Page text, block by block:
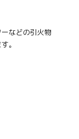
などの引火物
。